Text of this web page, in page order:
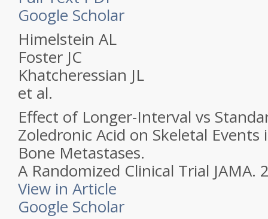
Google Scholar
Himelstein AL
Foster JC
Khatcheressian JL
et al.
Effect of Longer-Interval vs
Zoledronic Acid on Skeletal
Bone Metastases.
A Randomized Clinical Trial JAMA.
View in Article
Google Scholar